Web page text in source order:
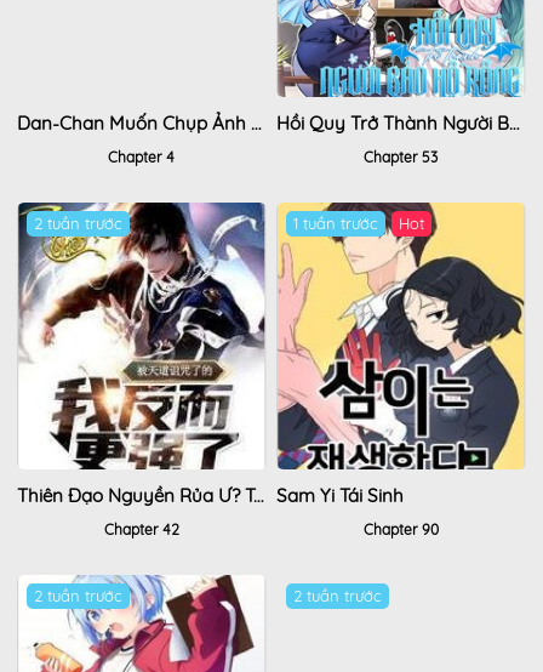
Dan-Chan Muốn Chụp Ảnh Đồ Ăn
Chapter 4
Hồi Quy Trở Thành Người Bảo Hộ Rồng
Chapter 53
2 tuần trước
Thiên Đạo Nguyền Rủa Ư? Ta Nghịch Thiên!!
Chapter 42
1 tuần trước Hot
Sam Yi Tái Sinh
Chapter 90
2 tuần trước 2 tuần trước